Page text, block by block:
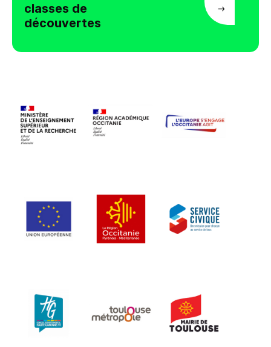
classes de
découvertes